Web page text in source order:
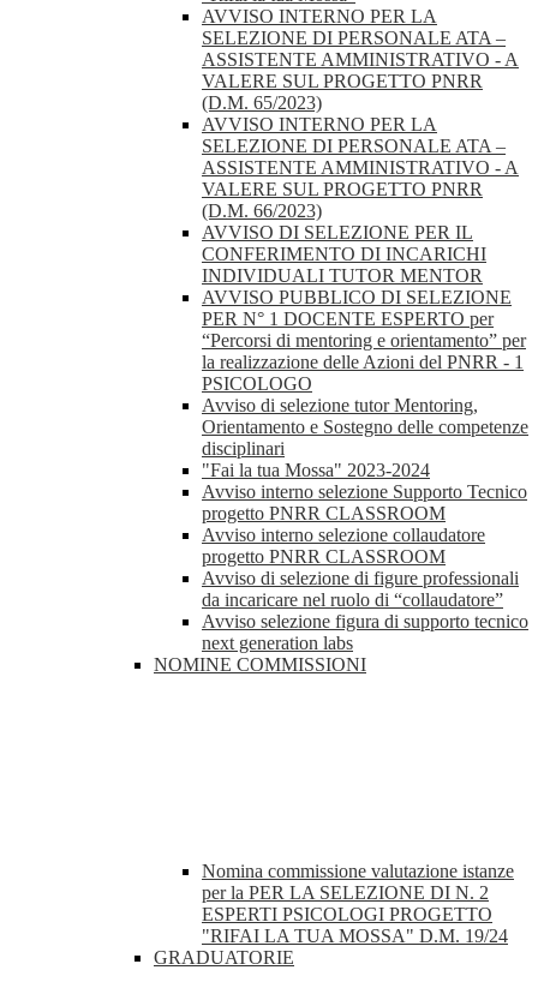
AVVISO INTERNO PER LA
SELEZIONE DI PERSONALE ATA –
ASSISTENTE AMMINISTRATIVO - A
VALERE SUL PROGETTO PNRR
(D.M. 65/2023)
AVVISO INTERNO PER LA
SELEZIONE DI PERSONALE ATA –
ASSISTENTE AMMINISTRATIVO - A
VALERE SUL PROGETTO PNRR
(D.M. 66/2023)
AVVISO DI SELEZIONE PER IL
CONFERIMENTO DI INCARICHI
INDIVIDUALI TUTOR MENTOR
AVVISO PUBBLICO DI SELEZIONE
PER N° 1 DOCENTE ESPERTO per
“Percorsi di mentoring e orientamento” per
la realizzazione delle Azioni del PNRR - 1
PSICOLOGO
Avviso di selezione tutor Mentoring,
Orientamento e Sostegno delle competenze
disciplinari
"Fai la tua Mossa" 2023-2024
Avviso interno selezione Supporto Tecnico
progetto PNRR CLASSROOM
Avviso interno selezione collaudatore
progetto PNRR CLASSROOM
Avviso di selezione di figure professionali
da incaricare nel ruolo di “collaudatore”
Avviso selezione figura di supporto tecnico
next generation labs
NOMINE COMMISSIONI
Nomina commissione valutazione istanze
per la PER LA SELEZIONE DI N. 2
ESPERTI PSICOLOGI PROGETTO
"RIFAI LA TUA MOSSA" D.M. 19/24
GRADUATORIE